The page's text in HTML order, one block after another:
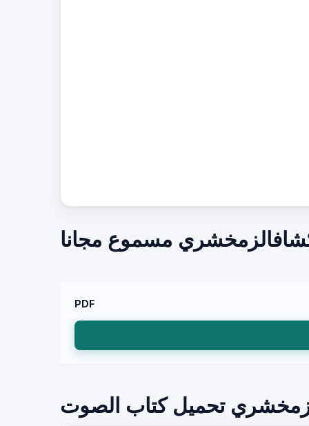
مسموع مجانا
PDF
تحميل كتاب الصوت